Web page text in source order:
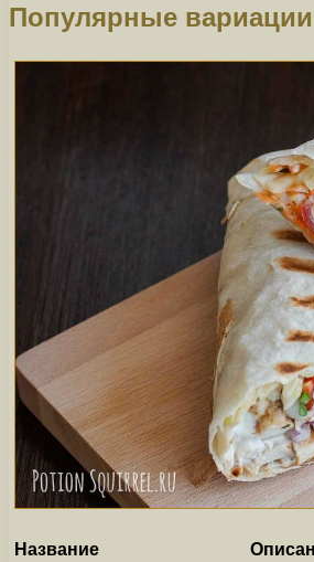
Популярные
Название